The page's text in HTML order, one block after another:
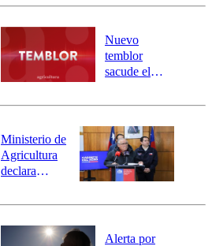
Carahue por
río Damas:
activa
mensajería
SAE
Nuevo
temblor
sacude el
revisa la
epicentro
Ministerio de
Agricultura
declara
agrícola para
Alerta por